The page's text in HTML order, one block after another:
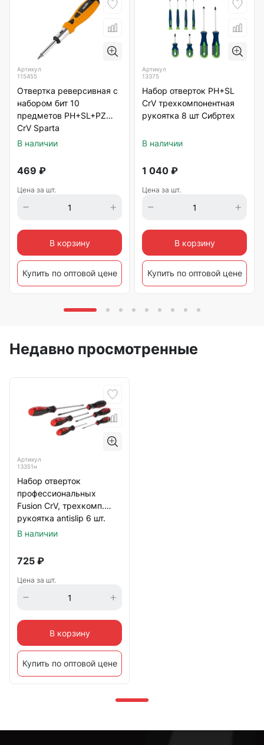
Артикул
115455
Отвертка реверсивная с
набором бит 10
предметов PH+SL+PZ
CrV Sparta
В наличии
469 ₽
Цена за шт.
В корзину
Купить по оптовой цене
Артикул
13375
Набор отверток PH+SL
CrV трехкомпонентная
рукоятка 8 шт Сибртех
В наличии
1 040 ₽
Цена за шт.
В корзину
Купить по оптовой цене
Недавно просмотренные
Артикул
13351н
Набор отверток
профессиональных
Fusion CrV, трехкомп.
рукоятка antislip 6 шт.
Matrix
В наличии
725 ₽
Цена за шт.
В корзину
Купить по оптовой цене